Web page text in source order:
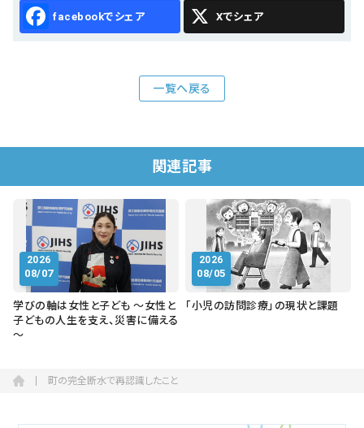
Facebook X
一覧へ戻る
関連記事
2026
08/07
学びの軸は女性と子ども ～女性と
子どもの人生を支え、災害に備える
～
2026
08/05
「小児の訪問診療」の現状と課題
町の完全断水で再認識したこと